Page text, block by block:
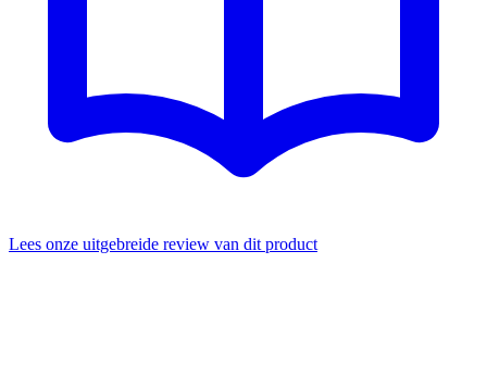
Lees onze uitgebreide review van dit product